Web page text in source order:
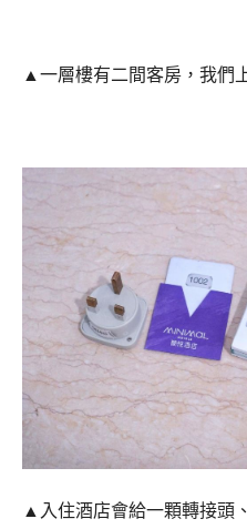
▲一層樓有二間客房，我們
▲入住酒店會給一顆轉接頭